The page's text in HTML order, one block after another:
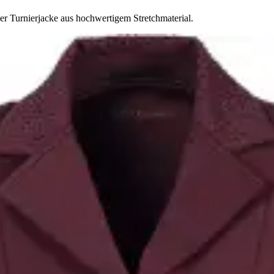
Turnierjacke aus hochwertigem Stretchmaterial.